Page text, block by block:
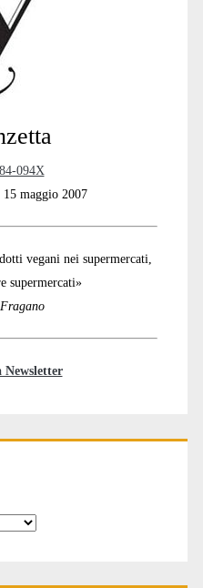
094X
maggio 2007
vegani nei supermercati,
supermercati»